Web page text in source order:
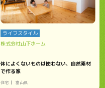
ライフスタイル
株式会社山下ホーム
体によくないものは使わない、自然素材
で作る家
住宅 富山県